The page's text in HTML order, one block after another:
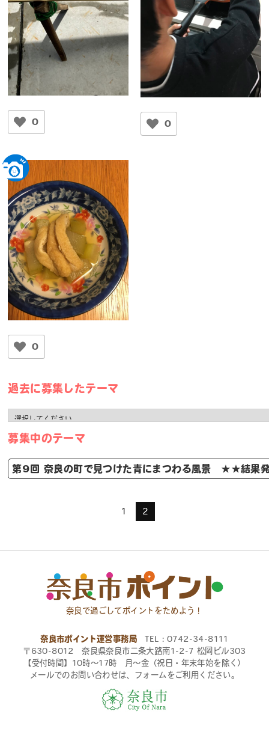
過去に募集したテーマ
募集中のテーマ
第9回 奈良の町で見つけた青にまつわる風景 ★★結果
0
そうちゃん
0
0
1 2
奈良で過ごしてポイントをためよう！
奈良市ポイント運営事務局 TEL：0742-34-8111
〒630-8012 奈良県奈良市二条大路南1-2-7 松岡ビル303
【受付時間】10時〜17時 月〜金（祝日・年末年始を除く）
メールでのお問い合わせは、フォームをご利用ください。